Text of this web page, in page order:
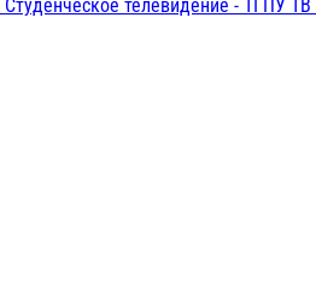
Студенческое телевидение - ТГПУ ТВ